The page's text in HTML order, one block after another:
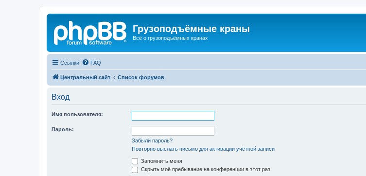
Грузоподъёмные краны
Всё о грузоподъёмных кранах
Ссылки FAQ
Центральный сайт Список форумов
Вход
Имя пользователя:
Пароль:
Забыли пароль?
Повторно выслать письмо для активации учётной записи
Запомнить меня
Скрыть моё пребывание на конференции в этот раз